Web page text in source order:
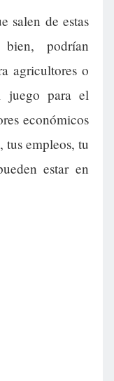
salen de estas
podrían
agricultores o
juego para el
económicos
tus empleos, tu
estar en